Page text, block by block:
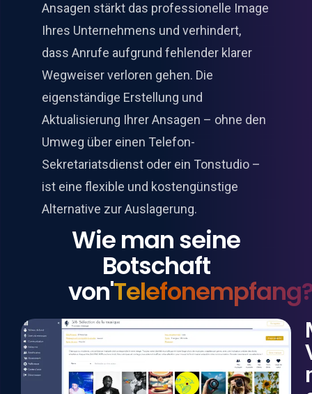
Ansagen stärkt das professionelle Image
Ihres Unternehmens und verhindert,
dass Anrufe aufgrund fehlender klarer
Wegweiser verloren gehen. Die
eigenständige Erstellung und
Aktualisierung Ihrer Ansagen – ohne den
Umweg über einen Telefon-
Sekretariatsdienst oder ein Tonstudio –
ist eine flexible und kostengünstige
Alternative zur Auslagerung.
Wie man seine
Botschaft
von'